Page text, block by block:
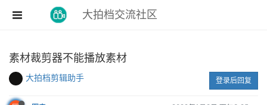
大拍档交流社区
素材裁剪器不能播放素材
大拍档剪辑助手 登录后回复